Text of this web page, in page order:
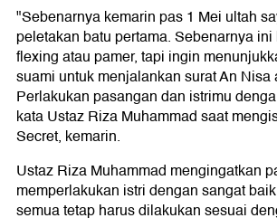
"Sebenarnya kemarin pas 1 Mei ultah
peletakan batu pertama. Sebenarnya
flexing atau pamer, tapi ingin
suami untuk menjalankan surat An Nisa
Perlakukan pasangan dan istrimu
kata Ustaz Riza Muhammad saat
Secret, kemarin.
Ustaz Riza Muhammad mengingatkan
memperlakukan istri dengan sangat
semua tetap harus dilakukan sesuai